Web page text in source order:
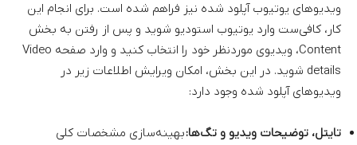
ویدیو‌های یوتیوب آپلود شده نیز فراهم شده است. برای انجام این
کار، کافی‌ست وارد یوتیوب استودیو شوید و پس از رفتن به بخش
Content، ویدیوی موردنظر خود را انتخاب کنید و وارد صفحه Video
details شوید. در این بخش، امکان ویرایش اطلاعات زیر در
ویدیو‌های آپلود شده وجود دارد:
تایتل، توضیحات ویدیو و تگ‌ها:بهینه‌سازی مشخصات کلی